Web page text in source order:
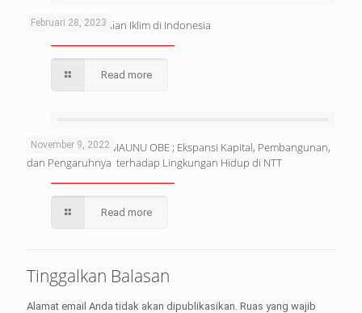
Februari 28, 2023
Mendorong Keadilan Iklim di Indonesia
Read more
November 9, 2022
OPINI : DUNSTAN MAUNU OBE ; Ekspansi Kapital, Pembangunan,
dan Pengaruhnya terhadap Lingkungan Hidup di NTT
Read more
Tinggalkan Balasan
Alamat email Anda tidak akan dipublikasikan. Ruas yang wajib